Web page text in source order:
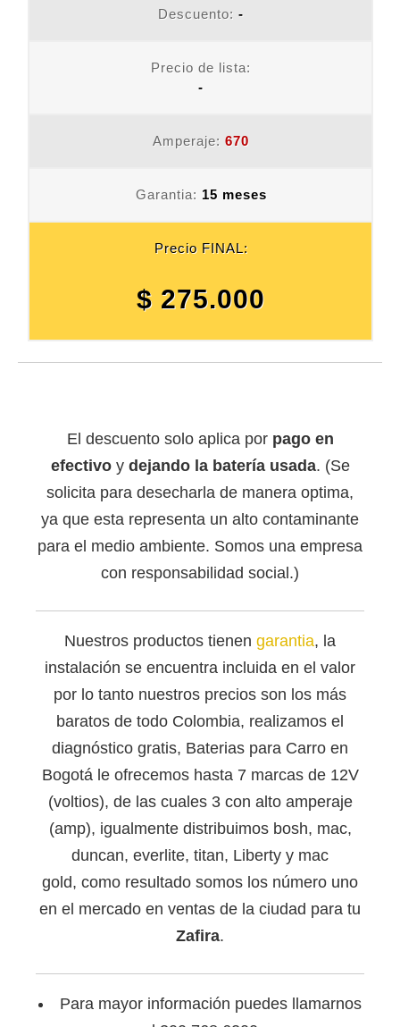
Descuento: -
Precio de lista:
-
Amperaje: 670
Garantia: 15 meses
Precio FINAL:
$ 275.000
El descuento solo aplica por pago en
efectivoy dejando la batería usada. (Se
solicita para desecharla de manera optima,
ya que esta representa un alto contaminante
para el medio ambiente. Somos una empresa
con responsabilidad social.)
Nuestros productos tienen garantia, la
instalación se encuentra incluida en el valor
por lo tanto nuestros precios son los más
baratos de todo Colombia, realizamos el
diagnóstico gratis, Baterias para Carro en
Bogotá le ofrecemos hasta 7 marcas de 12V
(voltios), de las cuales 3 con alto amperaje
(amp), igualmente distribuimos bosh, mac,
duncan, everlite, titan, Liberty y mac
gold, como resultado somos los número uno
en el mercado en ventas de la ciudad para tu
Zafira.
Para mayor información puedes llamarnos